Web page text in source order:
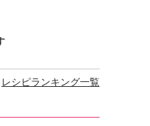
レシピランキング一覧